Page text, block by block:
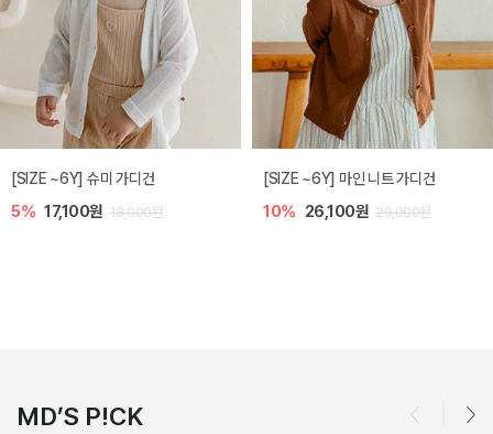
밀라 아기 점프수트
10% 30,600원 34,000원
밀라 아기 셋업
20% 35,200원 44,000원
MD’S P!CK